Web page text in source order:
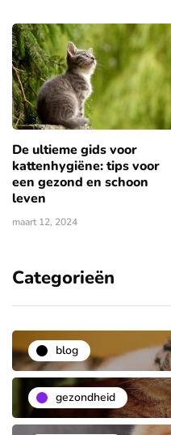
De ultieme gids voor
kattenhygiëne: tips voor
een gezond en schoon
leven
maart 12, 2024
Categorieën
blog
gezondheid